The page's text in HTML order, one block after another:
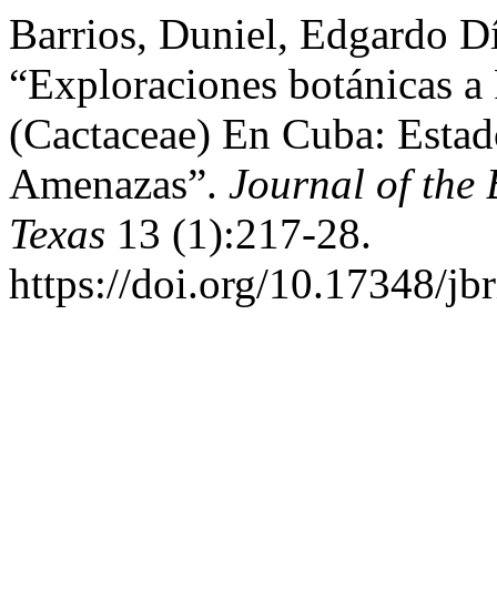
Barrios, Duniel, Edgardo
“Exploraciones botánicas
(Cactaceae) En Cuba:
Amenazas”. Journal of the
Texas 13 (1):217-28.
https://doi.org/10.17348/